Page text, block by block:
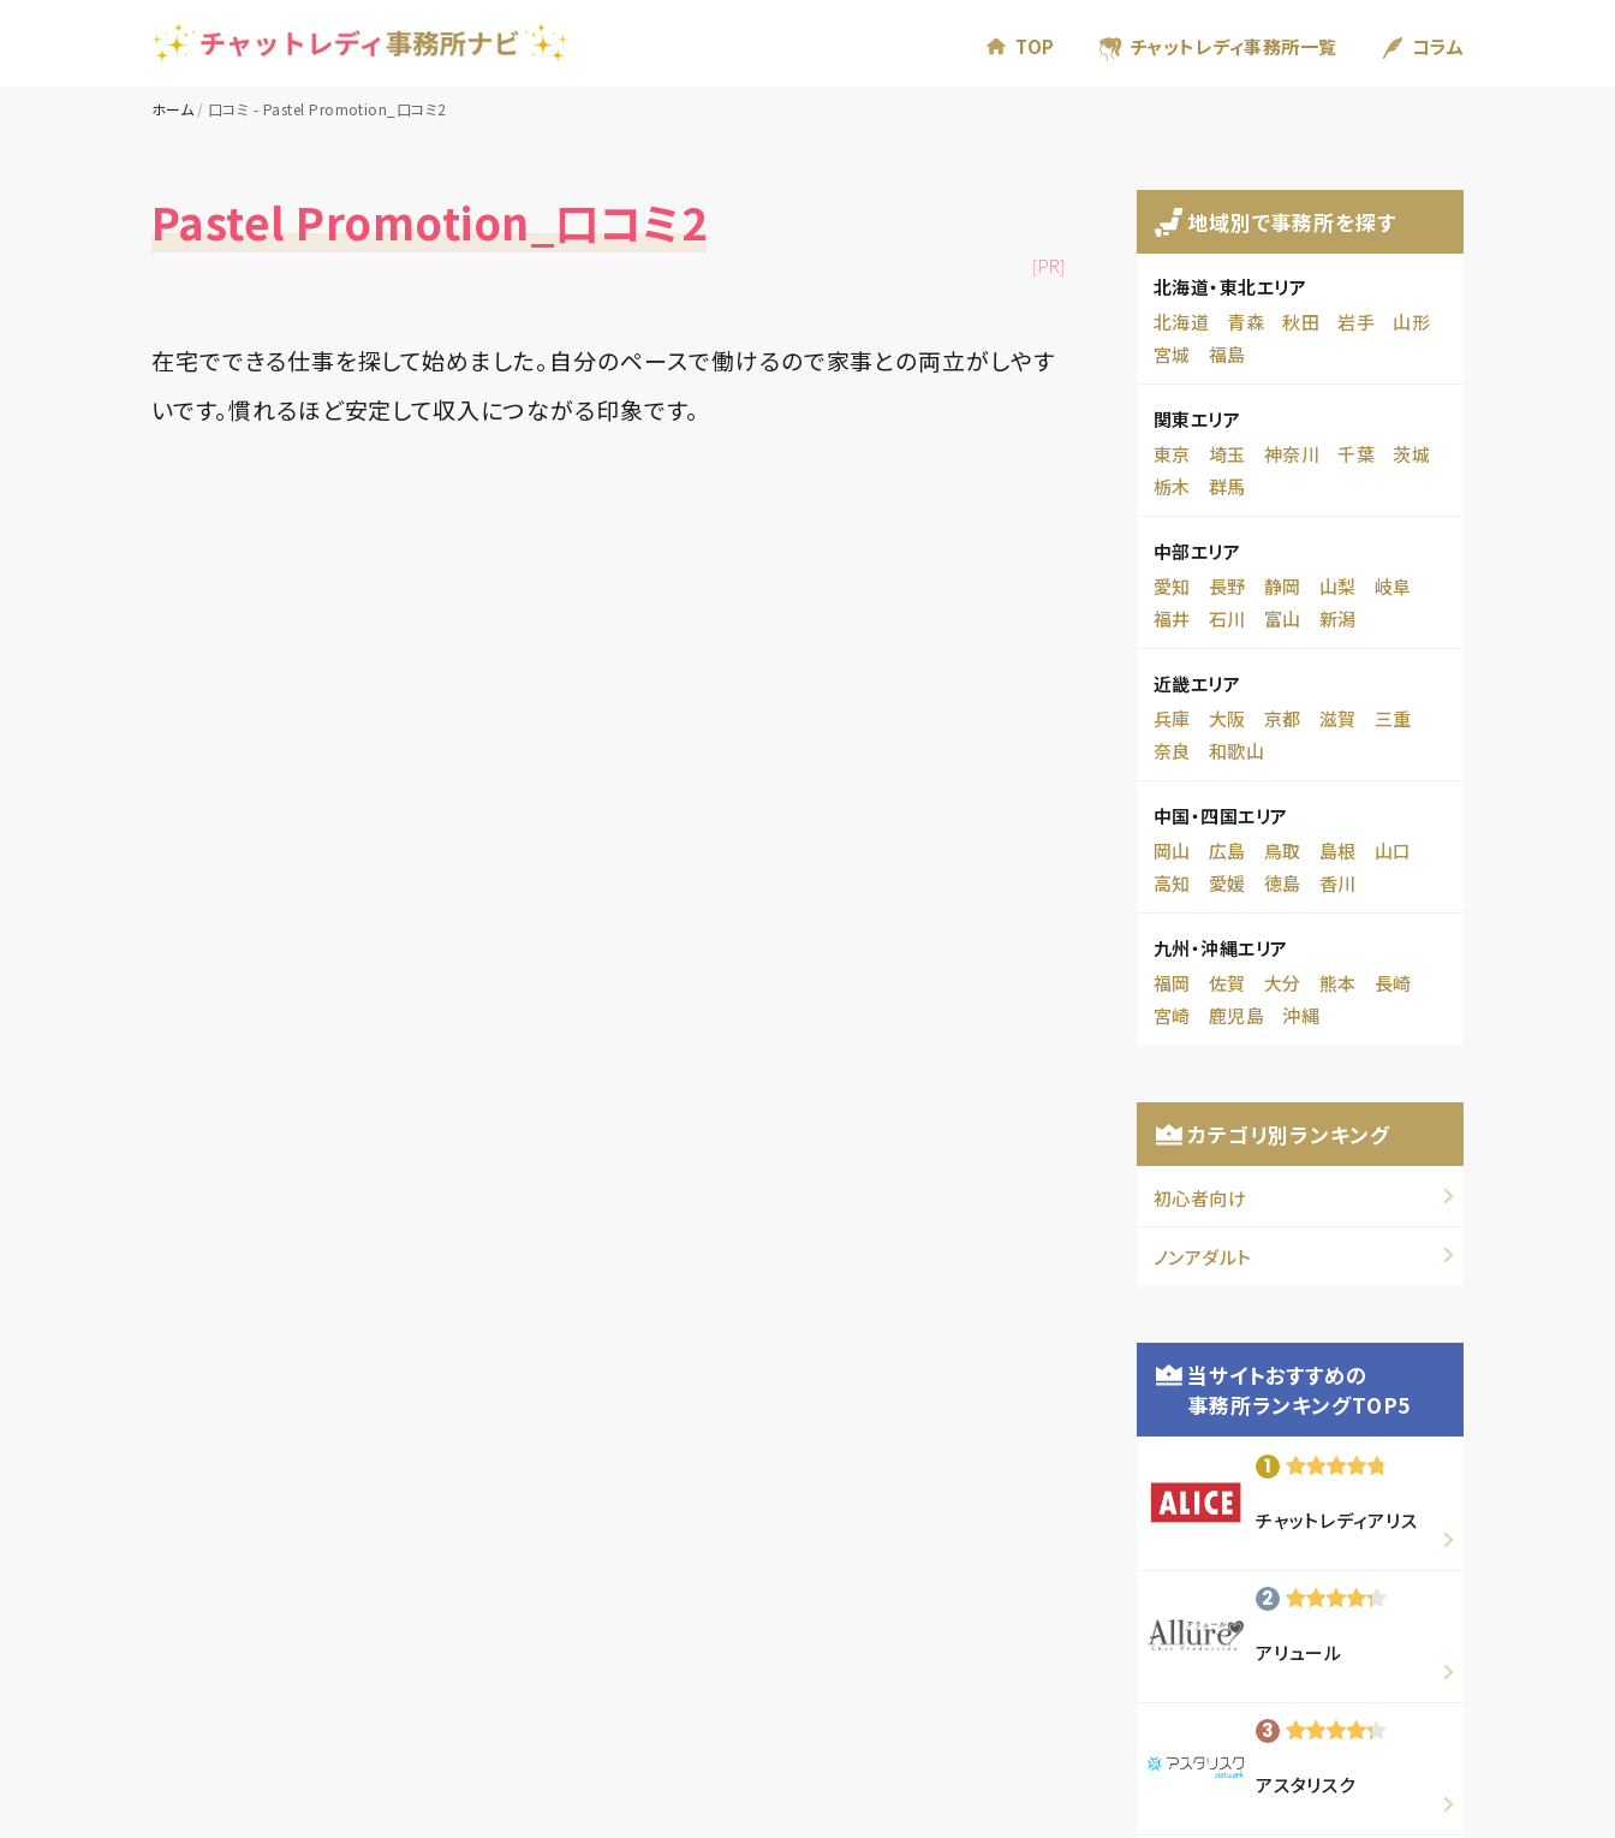
TOP チャットレディ事務所一覧 コラム
ホーム 口コミ - Pastel Promotion_口コミ2
Pastel Promotion_口コミ2
[PR]
在宅でできる仕事を探して始めました。自分のペースで働けるので家事との両立がしやす
いです。慣れるほど安定して収入につながる印象です。
地域別で事務所を探す
北海道・東北エリア
北海道
青森 秋田 岩手
山形
宮城
福島
関東エリア
東京
埼玉 神奈川 千葉
茨城
栃木
群馬
中部エリア
愛知
長野 静岡 山梨
岐阜
福井
石川 富山 新潟
近畿エリア
兵庫
大阪 京都 滋賀
三重
奈良
和歌山
中国・四国エリア
岡山
広島 鳥取 島根
山口
高知
愛媛 徳島 香川
九州・沖縄エリア
福岡
佐賀 大分 熊本
長崎
宮崎
鹿児島 沖縄
カテゴリ別ランキング
初心者向け
ノンアダルト
当サイトおすすめの
事務所ランキングTOP5
チャットレディアリス
アリュール
アスタリスク